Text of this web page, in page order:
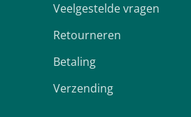
Veelgestelde vragen
Retourneren
Betaling
Verzending